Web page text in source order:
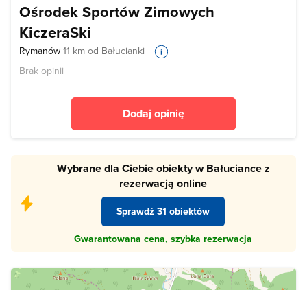
Ośrodek Sportów Zimowych
KiczeraSki
Rymanów 11 km od Bałucianki
Brak opinii
Dodaj opinię
Wybrane dla Ciebie obiekty w Bałuciance z
rezerwacją online
Sprawdź 31 obiektów
Gwarantowana cena, szybka rezerwacja